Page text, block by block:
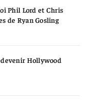
Phil Lord et Chris
de Ryan Gosling
Hollywood